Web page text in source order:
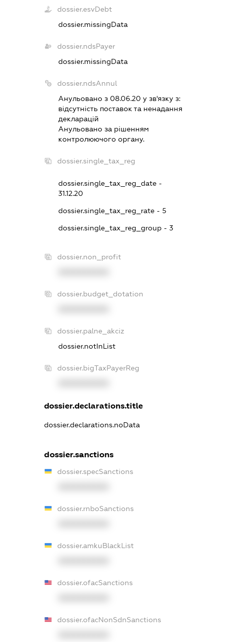
dossier.esvDebt
dossier.missingData
dossier.ndsPayer
dossier.missingData
dossier.ndsAnnul
Анульовано з 08.06.20 у зв'язку з:
вiдсутнiсть поставок та ненадання
декларацiй
Анульовано за рiшенням
контролюючого органу.
dossier.single_tax_reg
dossier.single_tax_reg_date -
31.12.20
dossier.single_tax_reg_rate - 5
dossier.single_tax_reg_group - 3
dossier.non_profit
dossier.budget_dotation
dossier.palne_akciz
dossier.notInList
dossier.bigTaxPayerReg
dossier.declarations.title
dossier.declarations.noData
dossier.sanctions
dossier.specSanctions
dossier.rnboSanctions
dossier.amkuBlackList
dossier.ofacSanctions
dossier.ofacNonSdnSanctions